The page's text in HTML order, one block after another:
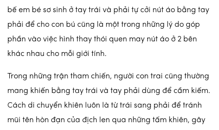
bế em bé sơ sinh ở tay trái và phải tự cởi nút áo bằng tay
phải để cho con bú cũng là một trong những lý do góp
phần vào việc hình thay thói quen may nút áo ở 2 bên
khác nhau cho mỗi giới tính.
Trong những trận tham chiến, người con trai cũng thường
mang khiến bằng tay trái và tay phải dùng để cầm kiếm.
Cách di chuyển khiên luôn là từ trái sang phải để tránh
mũi tên hòn đạn của địch len qua những tấm khiên, gây